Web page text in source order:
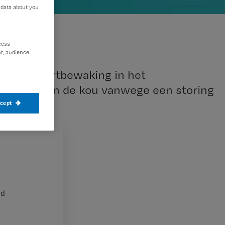
de hartbewaking in het
dagen in de kou vanwege een storing
about you
audience